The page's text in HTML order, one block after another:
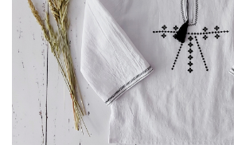
Botosei
Caciuli
Fulare si esarfe
Manusi
Saci de dormit bebe
Prosoape